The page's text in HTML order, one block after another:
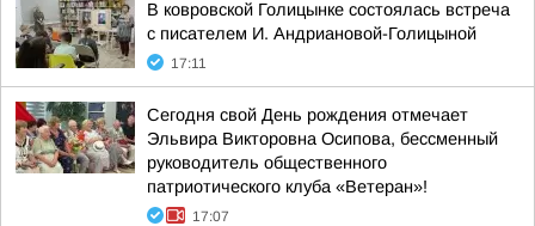
В ковровской Голицынке состоялась встреча
с писателем И. Андриановой-Голицыной
17:11
Сегодня свой День рождения отмечает
Эльвира Викторовна Осипова, бессменный
руководитель общественного
патриотического клуба «Ветеран»!
17:07